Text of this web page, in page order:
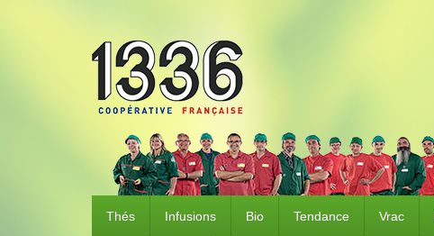
Thés Infusions Bio Tendance Vrac